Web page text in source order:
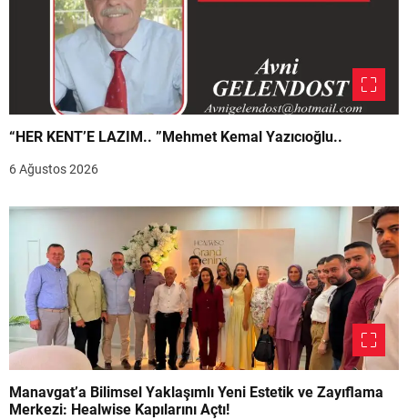
“HER KENT’E LAZIM.. ”Mehmet Kemal Yazıcıoğlu..
6 Ağustos 2026
Manavgat’a Bilimsel Yaklaşımlı Yeni Estetik ve Zayıflama
Merkezi: Healwise Kapılarını Açtı!